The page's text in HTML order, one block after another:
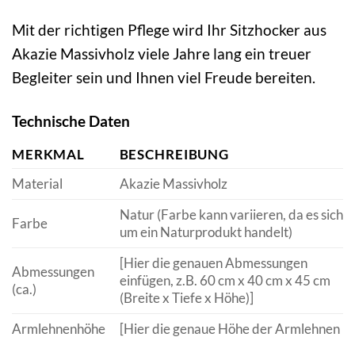
Mit der richtigen Pflege wird Ihr Sitzhocker aus
Akazie Massivholz viele Jahre lang ein treuer
Begleiter sein und Ihnen viel Freude bereiten.
Technische Daten
MERKMAL
BESCHREIBUNG
Material
Akazie Massivholz
Farbe
Natur (Farbe kann variieren, da es sich
um ein Naturprodukt handelt)
Abmessungen
(ca.)
[Hier die genauen Abmessungen
einfügen, z.B. 60 cm x 40 cm x 45 cm
(Breite x Tiefe x Höhe)]
Armlehnenhöhe
[Hier die genaue Höhe der Armlehnen